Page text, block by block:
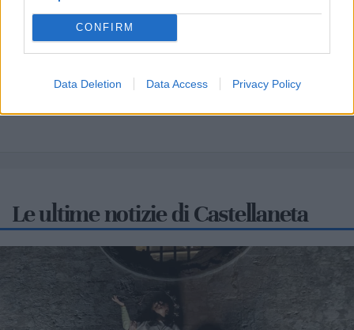
CONFIRM
Data Deletion Data Access Privacy Policy
Cia Agricoltori Italiani | Puglia - Area Due
Mari
Le ultime notizie di Castellaneta